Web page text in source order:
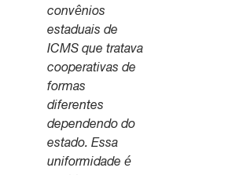
convênios
estaduais de
ICMS que tratava
cooperativas de
formas
diferentes
dependendo do
estado. Essa
uniformidade é